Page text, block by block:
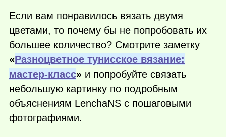
Если вам понравилось вязать двумя
цветами, то почему бы не попробовать их
большее количество? Смотрите заметку
«Разноцветное тунисское вязание:
мастер-класс» и попробуйте связать
небольшую картинку по подробным
объяснениям LenchaNS с пошаговыми
фотографиями.